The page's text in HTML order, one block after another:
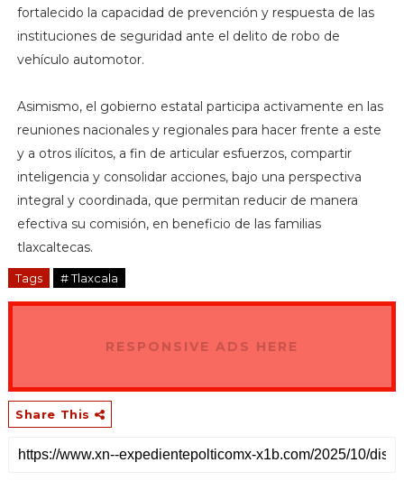
fortalecido la capacidad de prevención y respuesta de las
instituciones de seguridad ante el delito de robo de
vehículo automotor.
Asimismo, el gobierno estatal participa activamente en las
reuniones nacionales y regionales para hacer frente a este
y a otros ilícitos, a fin de articular esfuerzos, compartir
inteligencia y consolidar acciones, bajo una perspectiva
integral y coordinada, que permitan reducir de manera
efectiva su comisión, en beneficio de las familias
tlaxcaltecas.
Tags # Tlaxcala
RESPONSIVE ADS HERE
Share This